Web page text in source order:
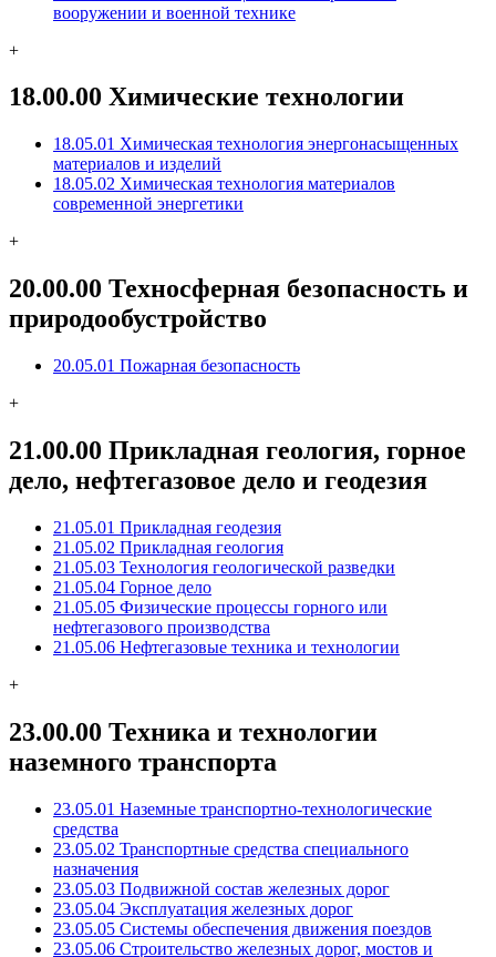
вооружении и военной технике
+
18.00.00 Химические технологии
18.05.01 Химическая технология энергонасыщенных
материалов и изделий
18.05.02 Химическая технология материалов
современной энергетики
+
20.00.00 Техносферная безопасность и
природообустройство
20.05.01 Пожарная безопасность
+
21.00.00 Прикладная геология, горное
дело, нефтегазовое дело и геодезия
21.05.01 Прикладная геодезия
21.05.02 Прикладная геология
21.05.03 Технология геологической разведки
21.05.04 Горное дело
21.05.05 Физические процессы горного или
нефтегазового производства
21.05.06 Нефтегазовые техника и технологии
+
23.00.00 Техника и технологии
наземного транспорта
23.05.01 Наземные транспортно-технологические
средства
23.05.02 Транспортные средства специального
назначения
23.05.03 Подвижной состав железных дорог
23.05.04 Эксплуатация железных дорог
23.05.05 Системы обеспечения движения поездов
23.05.06 Строительство железных дорог, мостов и